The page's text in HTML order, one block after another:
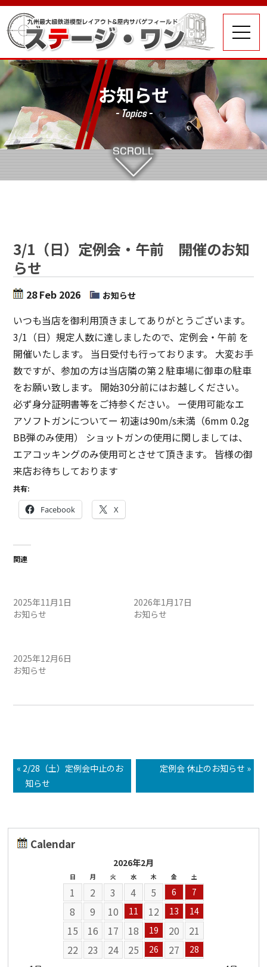
お知らせ
- Topics -
3/1（日）定例会・午前 開催のお知
らせ
28 Feb 2026 お知らせ
いつも当店を御利用頂きましてありがとうございます。
3/1（日）規定人数に達しましたので、定例会・午前 を
開催いたします。 当日受付も行っております。 大変お手
数ですが、参加の方は当店隣の第２駐車場に御車の駐車
をお願い致します。 開始30分前にはお越しください。
必ず身分証明書等をご持参ください。 ー使用可能なエ
アソフトガンについてー 初速は90m/s未満（6mm 0.2g
BB弾のみ使用） ショットガンの使用に関しましては、
エアコッキングのみ使用可とさせて頂きます。 皆様の御
来店お待ちしております
共有:
Facebook X
関連
2025年11月1日
お知らせ
2026年1月17日
お知らせ
2025年12月6日
お知らせ
« 2/28（土）定例会中止のお
知らせ
定例会 休止のお知らせ »
Calendar
2026年2月
日 月 火 水 木 金 土
1 2 3 4 5 6 7
8 9 10 11 12 13 14
15 16 17 18 19 20
21
22
23 24 25 26 27
28